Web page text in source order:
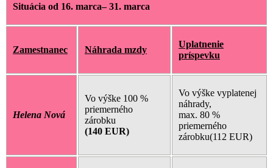
Situácia od 16. marca– 31. marca
Zamestnanec Náhrada mzdy
Uplatnenie
príspevku
Helena Nová
Vo výške 100 %
priemerného
zárobku
(140 EUR)
Vo výške vyplatenej
náhrady,
max. 80 %
priemerného
zárobku(112 EUR)